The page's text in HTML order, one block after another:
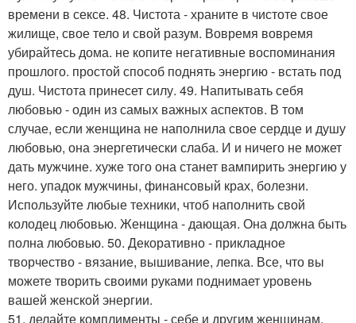
времени в сексе. 48. Чистота - храните в чистоте свое
жилище, свое тело и свой разум. Вовремя вовремя
убирайтесь дома. не копите негативные воспоминания
прошлого. простой способ поднять энергию - встать под
душ. Чистота принесет силу. 49. Напитывать себя
любовью - один из самых важных аспектов. В том
случае, если женщина не наполнила свое сердце и душу
любовью, она энергетически слаба. И и ничего не может
дать мужчине. хуже того она станет вампирить энергию у
него. упадок мужчины, финансовый крах, болезни.
Используйте любые техники, чтоб наполнить свой
колодец любовью. Женщина - дающая. Она должна быть
полна любовью. 50. Декоративно - прикладное
творчество - вязание, вышивание, лепка. Все, что вы
можете творить своими руками поднимает уровень
вашей женской энергии.
51. делайте комплименты - себе и другим женщинам.